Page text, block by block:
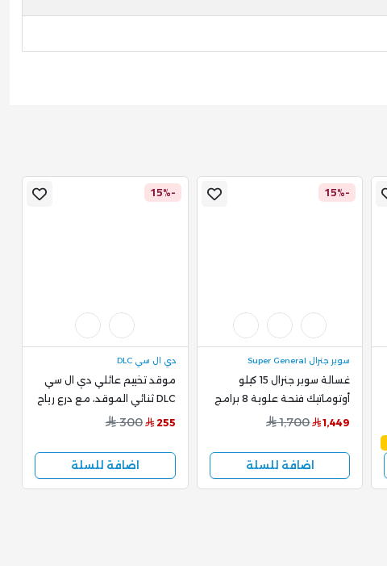
-15%
سوبر جنرال Super General
غسالة سوبر جنرال 15 كيلو
أوتوماتيك فتحة علوية 8 برامج
موديل KSGW1524
1,449
1,700
اضافة للسلة
-15%
دي ال سي DLC
موقد تخييم عائلي دي ال سي
DLC ثنائي الموقد، مع درع رياح
، CM-38544
255
300
اضافة للسلة